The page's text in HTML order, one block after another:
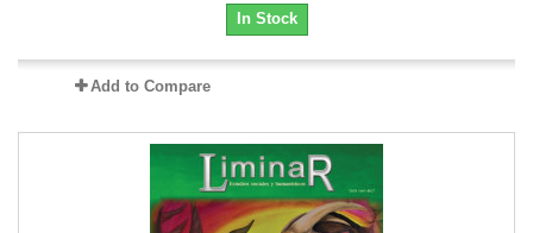
In Stock
Add to Compare